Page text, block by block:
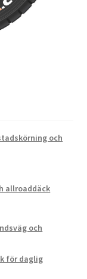
och
allroaddäck
och
för daglig